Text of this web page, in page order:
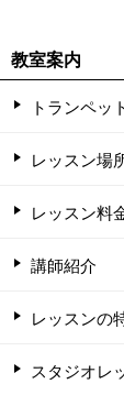
教室案内
トランペッ
レッスン場
レッスン料
講師紹介
レッスンの
スタジオレ